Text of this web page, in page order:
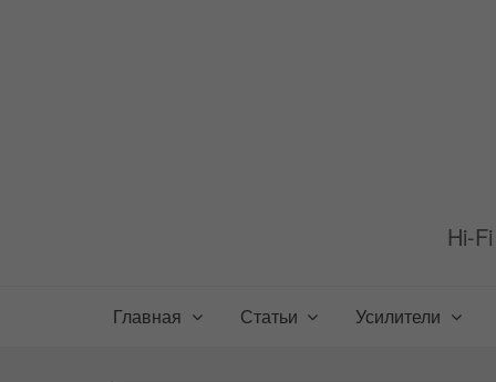
Hi-
Главная Статьи Усилители